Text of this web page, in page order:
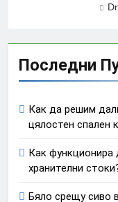
Последни
Как да решим
цялостен спален
Как функционира
хранителни
Бяло срещу сиво